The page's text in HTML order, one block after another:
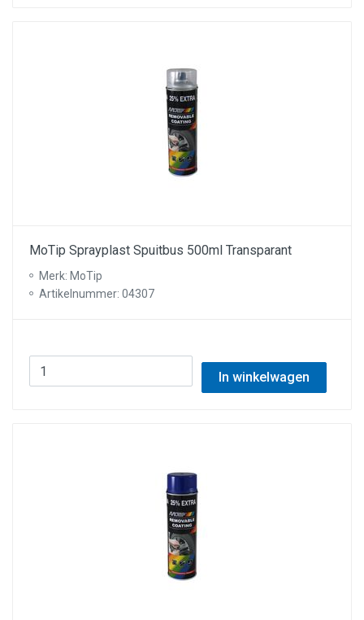
MoTip Sprayplast Spuitbus 500ml Transparant
Merk: MoTip
Artikelnummer: 04307
In winkelwagen